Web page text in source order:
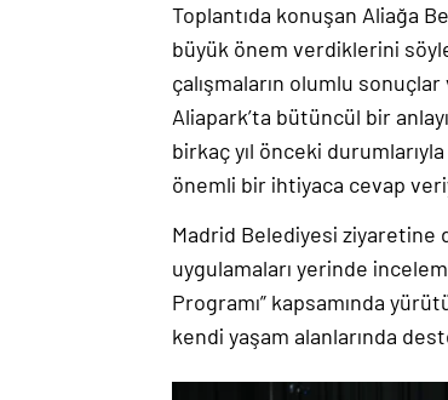
Toplantıda konuşan Aliağa
büyük önem verdiklerini
çalışmaların olumlu
Aliapark’ta bütüncül bir
birkaç yıl önceki
önemli bir ihtiyaca cevap
Madrid Belediyesi ziyaretine
uygulamaları yerinde
Programı” kapsamında
kendi yaşam alanlarında